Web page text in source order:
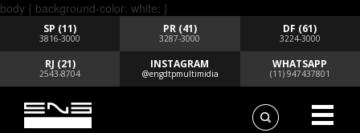
body { background-color: white; }
SP (11)
3816-3000
PR (41)
3287-3000
DF (61)
3224-3000
RJ (21)
2543-8704
INSTAGRAM
@engdtpmultimidia
WHATSAPP
(11) 947437801